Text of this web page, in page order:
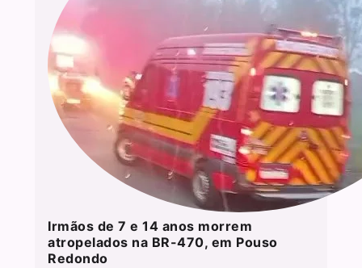
Irmãos de 7 e 14 anos morrem
atropelados na BR-470, em Pouso
Redondo